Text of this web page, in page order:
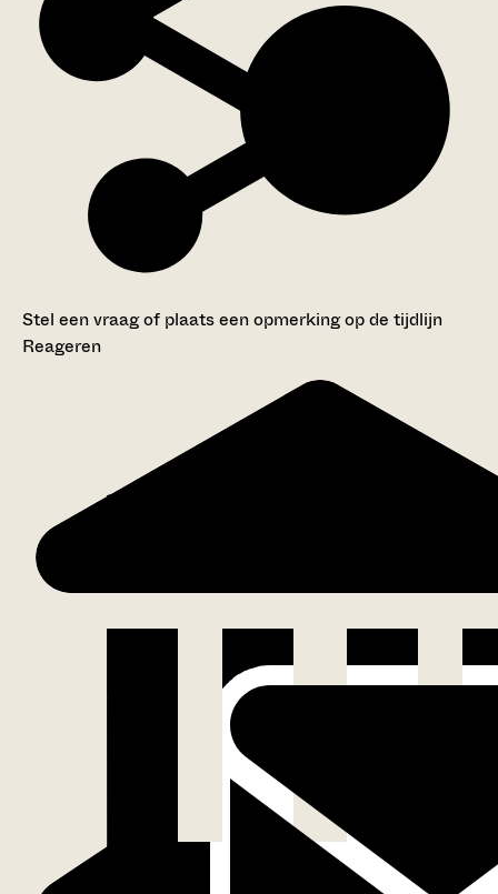
Stel een vraag of plaats een opmerking op de tijdlijn
Reageren